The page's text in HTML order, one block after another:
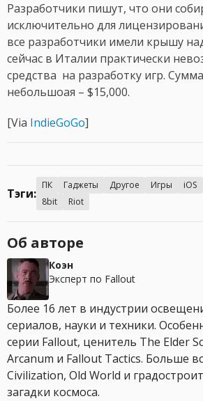
Разработчики пишут, что они
исключительно для
все разработчики имели крышу
сейчас в Италии практически
средства на разработку игр.
небольшоая – $15,000.
[Via IndieGoGo]
Тэги:
ПК Гаджеты Другое Игры iOS
8bit
Riot
Об авторе
Коэн
Эксперт по Fallout
Более 16 лет в индустрии
сериалов, науки и техники.
серии Fallout, ценитель The Elder
Arcanum и Fallout Tactics. Больше
Civilization, Old World и
загадки космоса.